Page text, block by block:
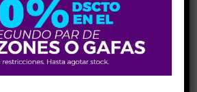
H52-V35-P18-V140
Negro 001, TORTOISE C074